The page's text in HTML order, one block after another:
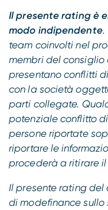
Il presente rating è
modo indipendente.
team coinvolti nel
membri del consiglio
presentano conflitti
con la società
parti collegate.
potenziale conflitto
persone riportate
riportare le
procederà a ritirare il
Il presente rating
di modefinance